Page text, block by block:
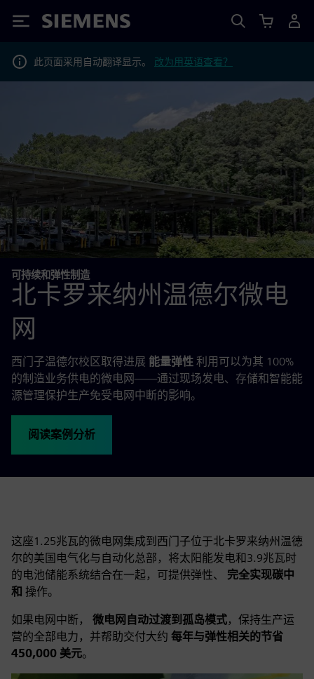
Siemens
此页面采用自动翻译显示。 改为用英语查看？
可持续和弹性制造
北卡罗来纳州温德尔微电
网
西门子温德尔校区取得进展 能量弹性 利用可以为其 100%
的制造业务供电的微电网——通过现场发电、存储和智能能
源管理保护生产免受电网中断的影响。
阅读案例分析
这座1.25兆瓦的微电网集成到西门子位于北卡罗来纳州温德
尔的美国电气化与自动化总部，将太阳能发电和3.9兆瓦时
的电池储能系统结合在一起，可提供弹性、
完全实现碳中
和 操作。
如果电网中断， 微电网自动过渡到孤岛模式，保持生产运
营的全部电力，并帮助交付大约 每年与弹性相关的节省
450,000 美元。